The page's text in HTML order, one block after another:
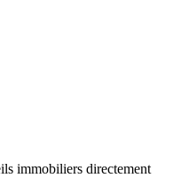
immobiliers directement